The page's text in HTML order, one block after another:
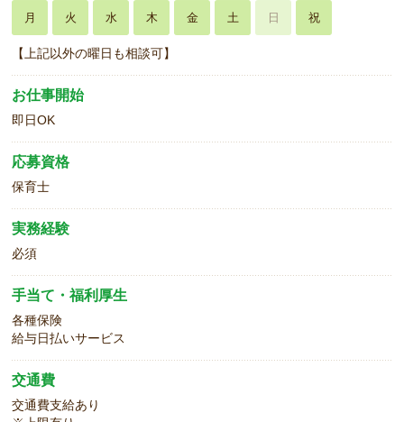
月 火 水 木 金 土 日 祝
【上記以外の曜日も相談可】
お仕事開始
即日OK
応募資格
保育士
実務経験
必須
手当て・福利厚生
各種保険
給与日払いサービス
交通費
交通費支給あり